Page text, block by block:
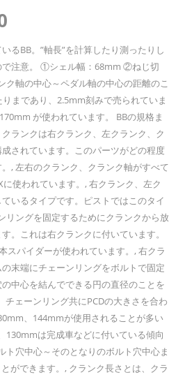
るBB。”軸長”を計算したり測ったりし
で注意。 ①シェル幅：68mm ②ねじ切
ク軸の中心～ペダル軸の中心の距離のこ
まであり、2.5mm刻みで売られていま
が使われています。 BBの規格ま
ランクは右クランク、左クランク、ク
されています。このパーツがどの程度
, 左右のクランク、クランク軸がすべて
使われています。, 右クランク、左ク
いるタイプです。ピストではこのタイ
リングを固定するためにクランクから放
。これは右クランクに付いています。
スパイダーが使われています。, 右クラ
末端にチェーンリングをボルトで固定
中心を結んでできる円の直径のことを
チェーンリング共にPCDの大きさを合わ
、144mmが使用されることが多い
130mmは完成車などに付いている傾向
ト穴中心～そのとなりのボルト穴中心ま
ができます。, クランク長さとは、クラ